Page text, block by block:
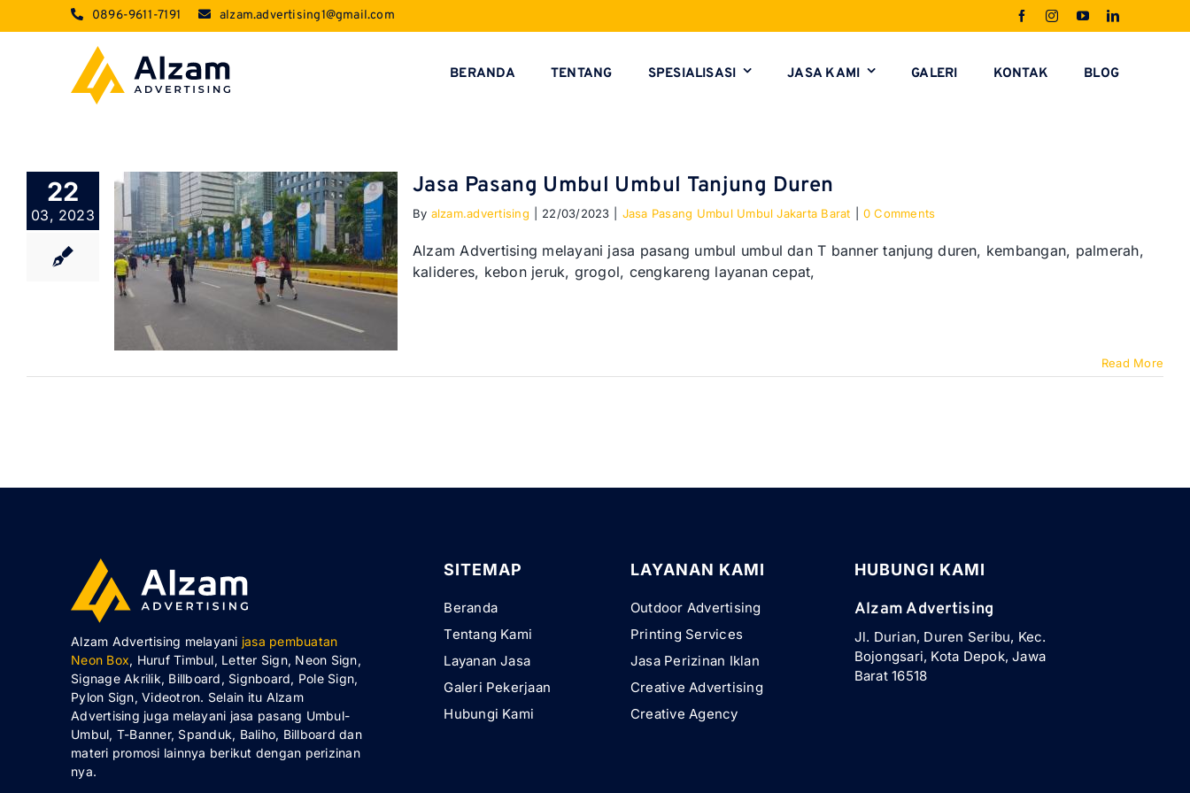
to
0896-9611-7191 alzam.advertising1@gmail.com
BERANDA TENTANG SPESIALISASI JASA KAMI GALERI KONTAK BLOG
22
03, 2023
Jasa Pasang Umbul Umbul Tanjung Duren
By alzam.advertising 22/03/2023 Jasa Pasang Umbul Umbul Jakarta Barat 0 Comments
Alzam Advertising melayani jasa pasang umbul umbul dan T banner tanjung duren, kembangan, palmerah,
kalideres, kebon jeruk, grogol, cengkareng layanan cepat,
Read More
Alzam Advertising melayani jasa pembuatan
Neon Box, Huruf Timbul, Letter Sign, Neon Sign,
Signage Akrilik, Billboard, Signboard, Pole Sign,
Pylon Sign, Videotron. Selain itu Alzam
Advertising juga melayani jasa pasang Umbul-
Umbul, T-Banner, Spanduk, Baliho, Billboard dan
materi promosi lainnya berikut dengan perizinan
nya.
SITEMAP
Beranda
Tentang Kami
Layanan Jasa
Galeri Pekerjaan
Hubungi Kami
LAYANAN KAMI
Outdoor Advertising
Printing Services
Jasa Perizinan Iklan
Creative Advertising
Creative Agency
HUBUNGI KAMI
Alzam Advertising
Jl. Durian, Duren Seribu, Kec.
Bojongsari, Kota Depok, Jawa
Barat 16518